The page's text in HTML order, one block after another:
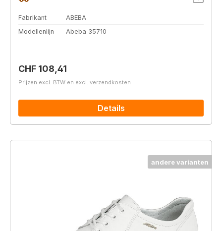
Fabrikant
ABEBA
Modellenlijn
Abeba 35710
Normale prijs:
CHF 108,41
Prijzen excl. BTW en excl. verzendkosten
Details
andere varianten